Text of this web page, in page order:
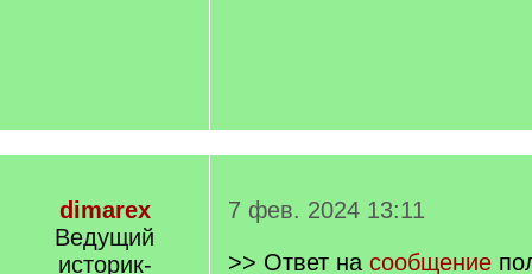
dimarex
Ведущий
историк-
7 фев. 2024 13:11
>> Ответ на сообщение